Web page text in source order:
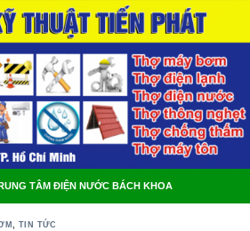
TÂM ĐIỆN NƯỚC BÁCH KHOA
,TIN TỨC